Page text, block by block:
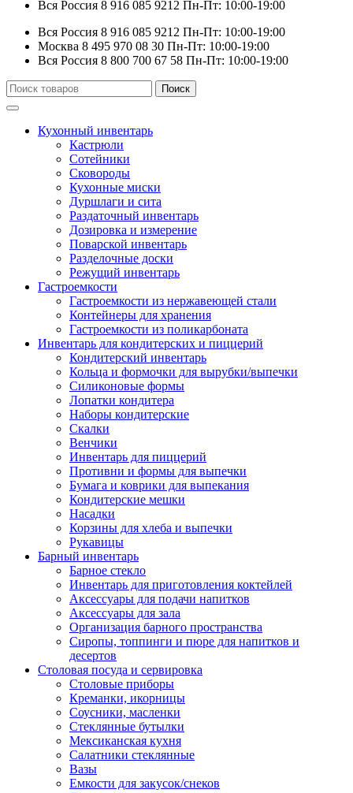
Вся Россия 8 916 085 9212 Пн-Пт: 10:00-19:00
Вся Россия 8 916 085 9212 Пн-Пт: 10:00-19:00
Москва 8 495 970 08 30 Пн-Пт: 10:00-19:00
Вся Россия 8 800 700 67 58 Пн-Пт: 10:00-19:00
Искать:
Поиск
Кухонный инвентарь
Кастрюли
Сотейники
Сковороды
Кухонные миски
Дуршлаги и сита
Раздаточный инвентарь
Дозировка и измерение
Поварской инвентарь
Разделочные доски
Режущий инвентарь
Гастроемкости
Гастроемкости из нержавеющей стали
Контейнеры для хранения
Гастроемкости из поликарбоната
Инвентарь для кондитерских и пиццерий
Кондитерский инвентарь
Кольца и формочки для вырубки/выпечки
Силиконовые формы
Лопатки кондитера
Наборы кондитерские
Скалки
Венчики
Инвентарь для пиццерий
Противни и формы для выпечки
Бумага и коврики для выпекания
Кондитерские мешки
Насадки
Корзины для хлеба и выпечки
Рукавицы
Барный инвентарь
Барное стекло
Инвентарь для приготовления коктейлей
Аксессуары для подачи напитков
Аксессуары для зала
Организация барного пространства
Сиропы, топпинги и пюре для напитков и
десертов
Столовая посуда и сервировка
Столовые приборы
Креманки, икорницы
Соусники, масленки
Стеклянные бутылки
Мексиканская кухня
Салатники стеклянные
Вазы
Емкости для закусок/снеков